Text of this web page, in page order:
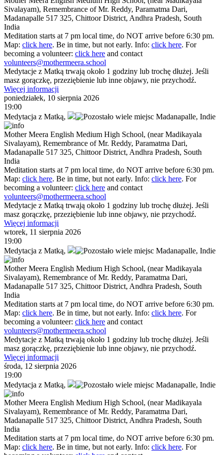
Sivalayam), Remembrance of Mr. Reddy, Paramatma Dari,
Madanapalle 517 325, Chittoor District, Andhra Pradesh, South
India
Meditation starts at 7 pm local time, do NOT arrive before 6:30 pm.
Map: click here. Be in time, but not early. Info: click here. For
becoming a volunteer: click here and contact
volunteers@mothermeera.school
Medytacje z Matką trwają około 1 godziny lub trochę dłużej. Jeśli
masz gorączkę, przeziębienie lub inne objawy, nie przychodź.
Więcej informacji
poniedziałek, 10 sierpnia 2026
19:00
Medytacja z Matką, Madanapalle, Indie
Mother Meera English Medium High School, (near Madikayala
Sivalayam), Remembrance of Mr. Reddy, Paramatma Dari,
Madanapalle 517 325, Chittoor District, Andhra Pradesh, South
India
Meditation starts at 7 pm local time, do NOT arrive before 6:30 pm.
Map: click here. Be in time, but not early. Info: click here. For
becoming a volunteer: click here and contact
volunteers@mothermeera.school
Medytacje z Matką trwają około 1 godziny lub trochę dłużej. Jeśli
masz gorączkę, przeziębienie lub inne objawy, nie przychodź.
Więcej informacji
wtorek, 11 sierpnia 2026
19:00
Medytacja z Matką, Madanapalle, Indie
Mother Meera English Medium High School, (near Madikayala
Sivalayam), Remembrance of Mr. Reddy, Paramatma Dari,
Madanapalle 517 325, Chittoor District, Andhra Pradesh, South
India
Meditation starts at 7 pm local time, do NOT arrive before 6:30 pm.
Map: click here. Be in time, but not early. Info: click here. For
becoming a volunteer: click here and contact
volunteers@mothermeera.school
Medytacje z Matką trwają około 1 godziny lub trochę dłużej. Jeśli
masz gorączkę, przeziębienie lub inne objawy, nie przychodź.
Więcej informacji
środa, 12 sierpnia 2026
19:00
Medytacja z Matką, Madanapalle, Indie
Mother Meera English Medium High School, (near Madikayala
Sivalayam), Remembrance of Mr. Reddy, Paramatma Dari,
Madanapalle 517 325, Chittoor District, Andhra Pradesh, South
India
Meditation starts at 7 pm local time, do NOT arrive before 6:30 pm.
Map: click here. Be in time, but not early. Info: click here. For